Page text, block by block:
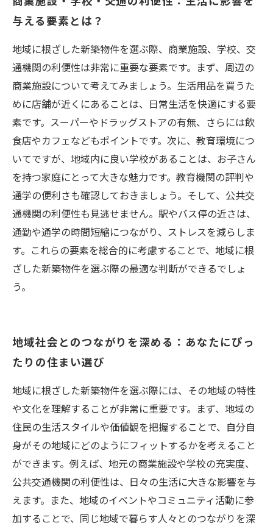
与える要素とは？
地域に根ざした新築物件を選ぶ際、商業施設、学校、交
通機関の利便性は非常に重要な要素です。まず、周辺の
商業施設について考えてみましょう。生活用品を買うた
めに店舗が近くにあることは、日常生活を快適にする要
素です。スーパーやドラッグストアの有無、さらには飲
食店やカフェなどもポイントです。次に、教育環境につ
いてですが、地域内に良い学校があることは、お子さん
を持つ家庭にとって大きな魅力です。教育機関の評判や
通学の便利さも確認しておきましょう。そして、公共交
通機関の利便性も見逃せません。駅やバス停の近さは、
通勤や通学の時間短縮につながり、ストレスを減らしま
す。これらの要素を総合的に考慮することで、地域に根
ざした新築物件を選ぶ際の最適な判断ができるでしょ
う。
地域社会とのつながりを深める：あなたにぴっ
たりの住まい選び
地域に根ざした新築物件を選ぶ際には、その地域の特性
や文化を理解することが非常に重要です。まず、地域の
住民の生活スタイルや価値観を把握することで、自分自
身がその地域にどのようにフィットするかを考えること
ができます。例えば、地元の商業施設や学校の充実度、
公共交通機関の利便性は、日々の生活に大きな影響を与
えます。また、地域のイベントやコミュニティ活動に参
加することで、同じ地域で暮らす人々とのつながりを深